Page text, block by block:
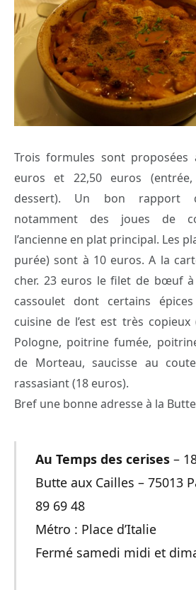
Trois formules sont proposées
euros et 22,50 euros
dessert). Un bon rapport
notamment des joues de
l’ancienne en plat principal. Les
purée) sont à 10 euros. A la
cher. 23 euros le filet de bœuf
cassoulet dont certains
cuisine de l’est est très
Pologne, poitrine fumée,
de Morteau, saucisse au
rassasiant (18 euros).
Bref une bonne adresse à la
Au Temps des cerises–
Butte aux Cailles – 75013
89 69 48
Métro : Place d’Italie
Fermé samedi midi et